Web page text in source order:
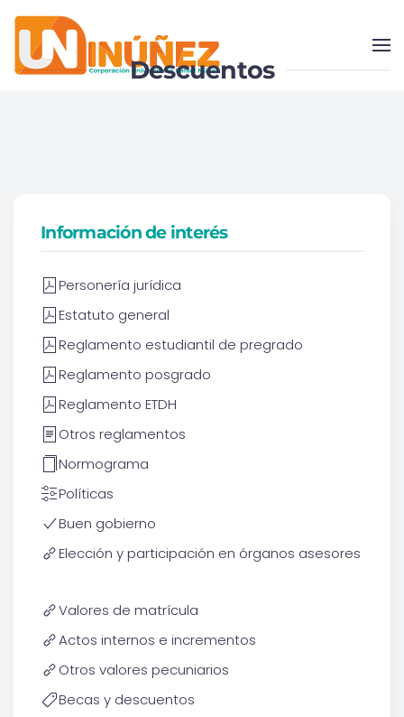
Skip to main content
Descuentos
Información de interés
Personería jurídica
Estatuto general
Reglamento estudiantil de pregrado
Reglamento posgrado
Reglamento ETDH
Otros reglamentos
Normograma
Políticas
Buen gobierno
Elección y participación en órganos asesores
Valores de matrícula
Actos internos e incrementos
Otros valores pecuniarios
Becas y descuentos